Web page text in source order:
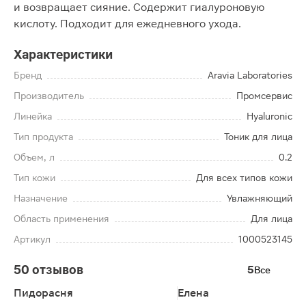
и возвращает сияние. Содержит гиалуроновую
кислоту. Подходит для ежедневного ухода.
Характеристики
Бренд
Aravia Laboratories
Производитель
Промсервис
Линейка
Hyaluronic
Тип продукта
Тоник для лица
Объем, л
0.2
Тип кожи
Для всех типов кожи
Назначение
Увлажняющий
Область применения
Для лица
Артикул
1000523145
50 отзывов 5Все
Пидорасня Елена